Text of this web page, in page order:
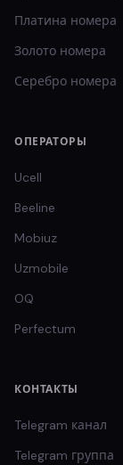
Платина номера
Золото номера
Серебро номера
ОПЕРАТОРЫ
Ucell
Beeline
Mobiuz
Uzmobile
OQ
Perfectum
КОНТАКТЫ
Telegram канал
Telegram группа